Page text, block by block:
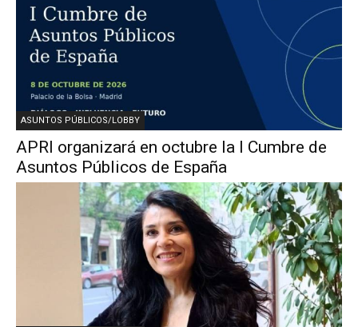
ASUNTOS PÚBLICOS/LOBBY
APRI organizará en octubre la I Cumbre de
Asuntos Públicos de España